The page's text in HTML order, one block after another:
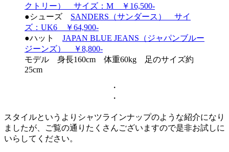
クトリー） サイズ：M ￥16,500-
●シューズ SANDERS（サンダース） サイ
ズ：UK6 ￥64,900-
●ハット JAPAN BLUE JEANS（ジャパンブルー
ジーンズ） ￥8,800-
モデル 身長160cm 体重60kg 足のサイズ約
25cm
・
・
スタイルというよりシャツラインナップのような紹介になり
ましたが、ご覧の通りたくさんございますので是非お試しに
いらしてください。